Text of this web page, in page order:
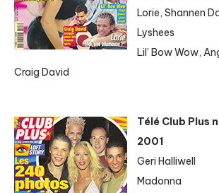
Lorie, Shannen
Lyshees
Lil’ Bow Wow,
Craig David
Télé Club Plus
2001
Geri Halliwell
Madonna